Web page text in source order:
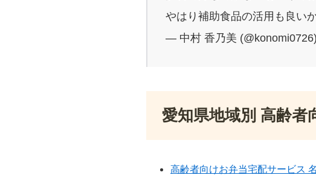
やはり補助食品の活用も良い
— 中村 香乃美 (@konomi0726)
愛知県地域別 高齢者
高齢者向けお弁当宅配サービス